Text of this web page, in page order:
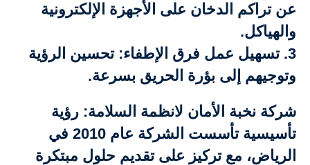
عن تراكم الدخان على الأجهزة الإلكترونية
والهياكل.
3. تسهيل عمل فرق الإطفاء: تحسين الرؤية
وتوجيهم إلى بؤرة الحريق بسرعة.
شركة نخبة الأمان لانظمة السلامة: رؤية
تأسيسية تأسست الشركة عام 2010 في
الرياض، مع تركيز على تقديم حلول مبتكرة